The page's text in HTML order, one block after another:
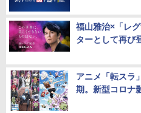
福山雅治×「レ
ターとして再び
アニメ「転スラ
期。新型コロナ